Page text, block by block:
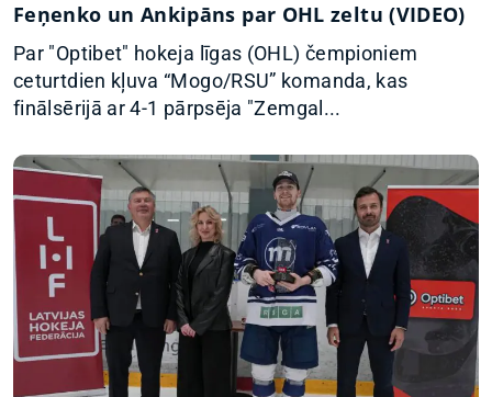
Feņenko un Ankipāns par OHL zeltu (VIDEO)
Par "Optibet" hokeja līgas (OHL) čempioniem
ceturtdien kļuva “Mogo/RSU” komanda, kas
finālsērijā ar 4-1 pārpsēja "Zemgal...